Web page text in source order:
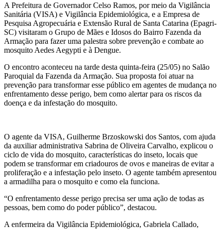
A Prefeitura de Governador Celso Ramos, por meio da Vigilância
Sanitária (VISA) e Vigilância Epidemiológica, e a Empresa de
Pesquisa Agropecuária e Extensão Rural de Santa Catarina (Epagri-
SC) visitaram o Grupo de Mães e Idosos do Bairro Fazenda da
Armação para fazer uma palestra sobre prevenção e combate ao
mosquito Aedes Aegypti e à Dengue.
O encontro aconteceu na tarde desta quinta-feira (25/05) no Salão
Paroquial da Fazenda da Armação. Sua proposta foi atuar na
prevenção para transformar esse público em agentes de mudança no
enfrentamento desse perigo, bem como alertar para os riscos da
doença e da infestação do mosquito.
O agente da VISA, Guilherme Brzoskowski dos Santos, com ajuda
da auxiliar administrativa Sabrina de Oliveira Carvalho, explicou o
ciclo de vida do mosquito, características do inseto, locais que
podem se transformar em criadouros de ovos e maneiras de evitar a
proliferação e a infestação pelo inseto. O agente também apresentou
a armadilha para o mosquito e como ela funciona.
“O enfrentamento desse perigo precisa ser uma ação de todas as
pessoas, bem como do poder público”, destacou.
A enfermeira da Vigilância Epidemiológica, Gabriela Callado,